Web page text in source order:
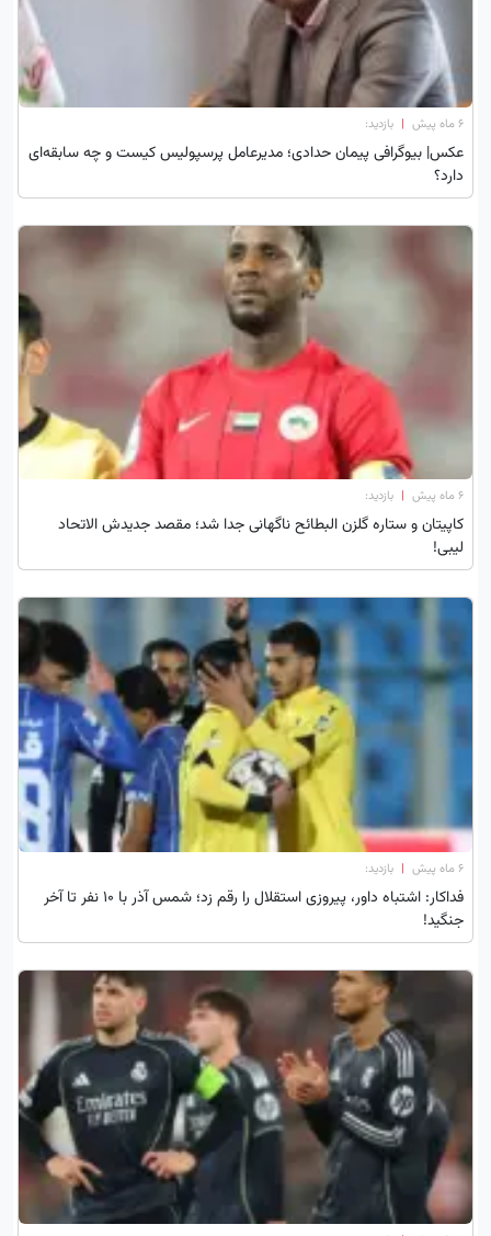
۶ ماه پیش | بازدید:
عکس| بیوگرافی پیمان حدادی؛ مدیرعامل پرسپولیس کیست و چه سابقه‌ای
دارد؟
۶ ماه پیش | بازدید:
کاپیتان و ستاره گلزن البطائح ناگهانی جدا شد؛ مقصد جدیدش الاتحاد
لیبی!
۶ ماه پیش | بازدید:
فداکار: اشتباه داور، پیروزی استقلال را رقم زد؛ شمس آذر با 10 نفر تا آخر
جنگید!